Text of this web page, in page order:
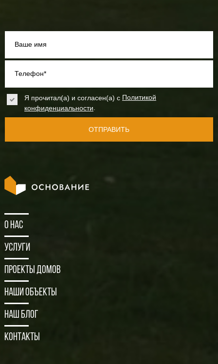
Ваше имя
Телефон*
Я прочитал(а) и согласен(а) с Политикой
конфиденциальности
ОТПРАВИТЬ
О нас
Услуги
Проекты домов
Наши объекты
Наш блог
Контакты